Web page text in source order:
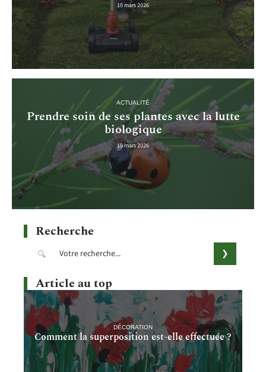
10 mars 2026
ACTUALITÉ
Prendre soin de ses plantes avec la lutte
biologique
10 mars 2026
Recherche
Article au top
DÉCORATION
Comment la superposition est-elle effectuée ?